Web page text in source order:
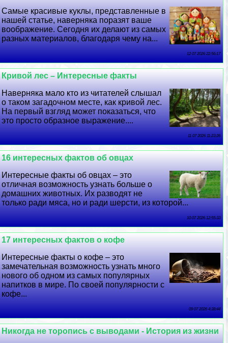
Самые красивые куклы, представленные в
нашей статье, наверняка поразят ваше
воображение. Сегодня их делают из самых
разных материалов, благодаря чему на...
12 07 2026 22:56:17
Кривой лес – Интересные факты
Наверняка мало кто из читателей слышал
о таком загадочном месте, как кривой лес.
На первый взгляд может показаться, что
это просто образное выражение....
11 07 2026 11:23:26
16 интересных фактов об овцах
Интересные факты об овцах – это
отличная возможность узнать больше о
домашних животных. Их разводят не
только ради мяса, но и ради шерсти, из которой...
10 07 2026 12:55:33
17 интересных фактов о кофе
Интересные факты о кофе – это
замечательная возможность узнать много
нового об одном из самых популярных
напитков в мире. По своей популярности с
кофе...
09 07 2026 4:38:44
Никогда не торопись с выводами - История из жизни